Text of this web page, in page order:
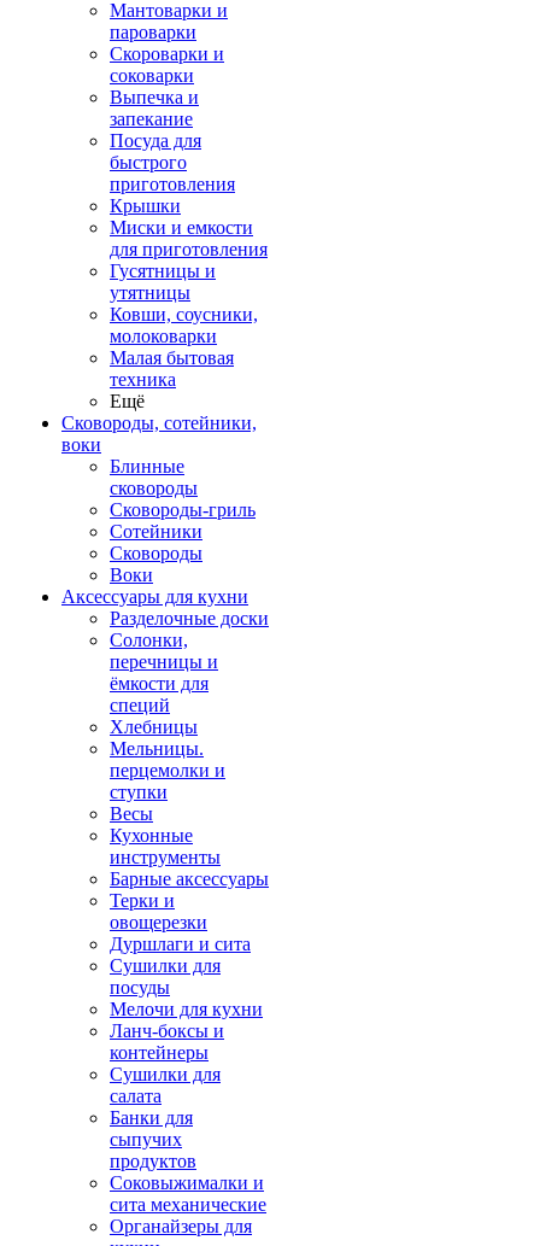
Мантоварки и
пароварки
Скороварки и
соковарки
Выпечка и
запекание
Посуда для
быстрого
приготовления
Крышки
Миски и емкости
для приготовления
Гусятницы и
утятницы
Ковши, соусники,
молоковарки
Малая бытовая
техника
Ещё
Сковороды, сотейники,
воки
Блинные
сковороды
Сковороды-гриль
Сотейники
Сковороды
Воки
Аксессуары для кухни
Разделочные доски
Солонки,
перечницы и
ёмкости для
специй
Хлебницы
Мельницы.
перцемолки и
ступки
Весы
Кухонные
инструменты
Барные аксессуары
Терки и
овощерезки
Дуршлаги и сита
Сушилки для
посуды
Мелочи для кухни
Ланч-боксы и
контейнеры
Сушилки для
салата
Банки для
сыпучих
продуктов
Соковыжималки и
сита механические
Органайзеры для